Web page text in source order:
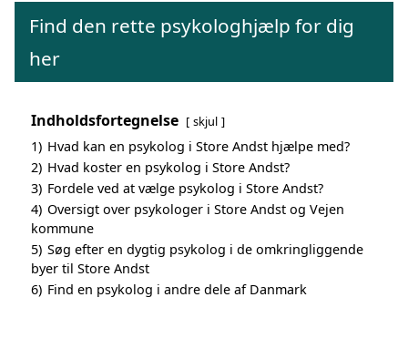
Find den rette psykologhjælp for dig
her
Indholdsfortegnelse skjul
1) Hvad kan en psykolog i Store Andst hjælpe med?
2) Hvad koster en psykolog i Store Andst?
3) Fordele ved at vælge psykolog i Store Andst?
4) Oversigt over psykologer i Store Andst og Vejen
kommune
5) Søg efter en dygtig psykolog i de omkringliggende
byer til Store Andst
6) Find en psykolog i andre dele af Danmark